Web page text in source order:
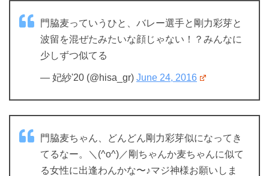
門脇麦っていうひと、バレー選手と剛力彩芽と
波留を混ぜたみたいな顔じゃない！？みんなに
少しずつ似てる
— 妃紗'20 (@hisa_gr) June 24, 2016
門脇麦ちゃん、どんどん剛力彩芽似になってき
てるなー。＼(^o^)／剛ちゃんか麦ちゃんに似て
る女性に出逢わんかな〜♪マジ神様お願いしま